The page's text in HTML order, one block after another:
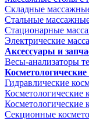
Складные
Стальные
Стационарные
Электрические
Аксессуары и
Весы-анализаторы
Косметологические
Гидравлические
Косметологические
Косметологические
Секционные